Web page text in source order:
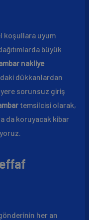
koşullara uyum
büyük
nakliye
dükkanlardan
sorunsuz giriş
temsilcisi olarak,
da koruyacak kibar
her an